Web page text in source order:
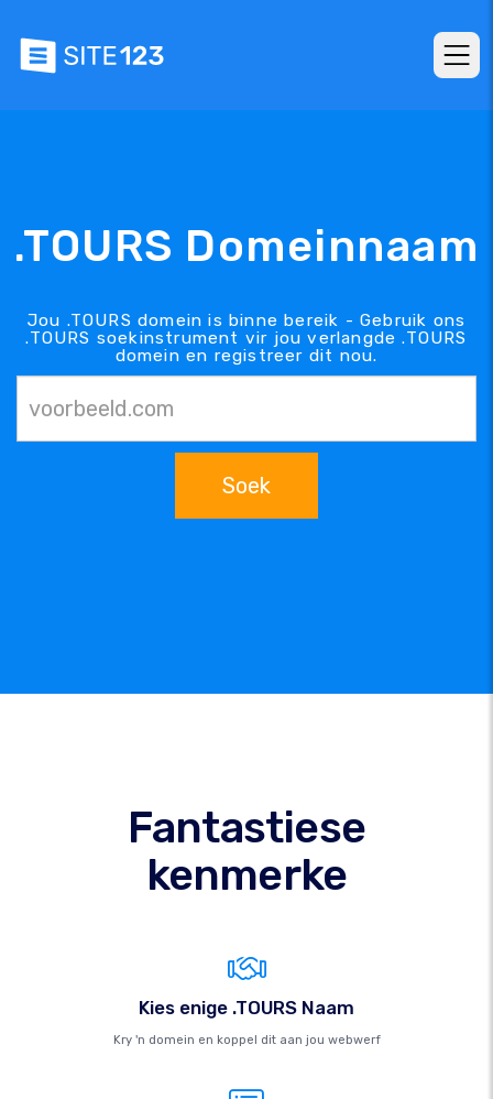
.TOURS Domeinnaam
Jou .TOURS domein is binne bereik - Gebruik ons
.TOURS soekinstrument vir jou verlangde .TOURS
domein en registreer dit nou.
Soek
Fantastiese
kenmerke
Kies enige .TOURS Naam
Kry 'n domein en koppel dit aan jou webwerf